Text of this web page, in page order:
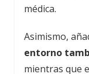
médica.
Asimismo,
entorno
mientras que